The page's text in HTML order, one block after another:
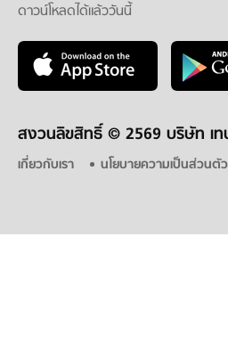
ดาวน์โหลดได้แล้ววันนี้
สงวนลิขสิทธิ์ © 2569 บริษัท เท
เกี่ยวกับเรา นโยบายความเป็นส่วนตัว